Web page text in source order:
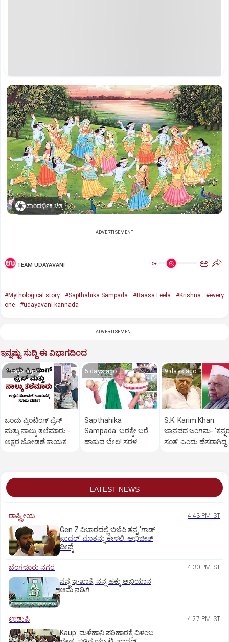
ಸಾಂದರ್ಭಿಕ ಚಿತ್ರ
ADVERTISEMENT
TEAM UDAYAVANI ಅ ಅ
#Mythological story #Sapthahika Sampada #Raasa Leela #Krishna
#every
one
#udayavani kannada
ADVERTISEMENT
ಇನ್ನಷ್ಟು ಸುದ್ದಿ ಈ ವಿಭಾಗದಿಂದ
4 days ago
ಒಂದು ಪ್ರಿಂಟಿಂಗ್ ಪ್ರೆಸ್
ಮತ್ತು ನಾಲ್ಕು ತಲೆಮಾರು -
ಅಕ್ಷರ ಜೋಡಣೆ ಕಾಯಕಕ್ಕೆ
5 days ago
Sapthahika
Sampada: ಬರಕ್ಕೇ ಬರೆ
ಹಾಕುವ ಬೇಲ! ಸರಳ
9 days ago
S.K. Karim Khan:
ಜಾನಪದ ಜಂಗಮ-
ಸಂತ’ ಎಂದು ಹೆಸರಾಗಿದ್ದ
LATEST NEWS
ರಾಷ್ಟ್ರೀಯ 4:43 PM IST
Gen Z ವಿಚಾರದಲ್ಲಿ ಬಿಜೆಪಿ ತನ್ನ 'ಗಾಡ್
ಫಾದರ್' ಮಾತನ್ನು ಕೇಳಲಿ: ಅಭಿಜೀತ್
ದೀಪ್ಕೆ
ಬೆಂಗಳೂರು ನಗರ 4:30 PM IST
ನನ್ನ ಇ-ಖಾತೆ, ನನ್ನ ಹಕ್ಕು ಅಭಿಯಾನ
ಆಮೆ ನಡಿಗೆ
ಉಡುಪಿ 4:27 PM IST
Kaup: ಮಳೆಹಾನಿ ಪರಿಹಾರಕ್ಕೆ ವಿಳಂಬ